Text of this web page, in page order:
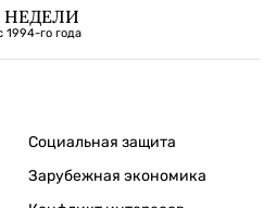
НЕДЕЛИ
1994-го года
Социальная защита
Зарубежная экономика